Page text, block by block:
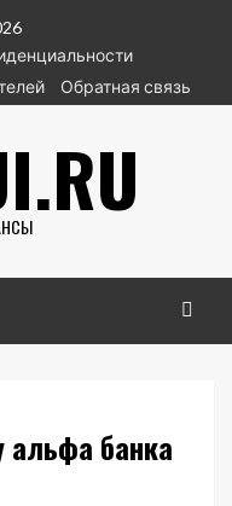
Обратная связь
альфа банка